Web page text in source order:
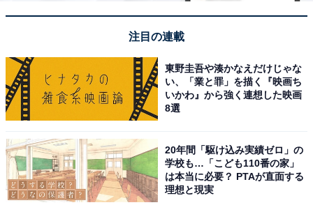
注目の連載
東野圭吾や湊かなえだけじゃな
い、「業と罪」を描く『映画ち
いかわ』から強く連想した映画
8選
20年間「駆け込み実績ゼロ」の
学校も…「こども110番の家」
は本当に必要？ PTAが直面する
理想と現実